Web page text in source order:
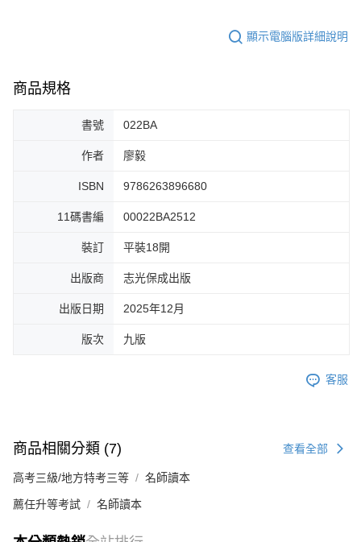
顯示電腦版詳細說明
商品規格
書號 022BA
作者 廖毅
ISBN 9786263896680
11碼書編 00022BA2512
裝訂 平裝18開
出版商 志光保成出版
出版日期 2025年12月
版次 九版
客服
商品相關分類 (7) 查看全部
高考三級/地方特考三等 名師讀本
薦任升等考試 名師讀本